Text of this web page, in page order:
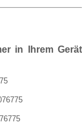
in Ihrem Gerät